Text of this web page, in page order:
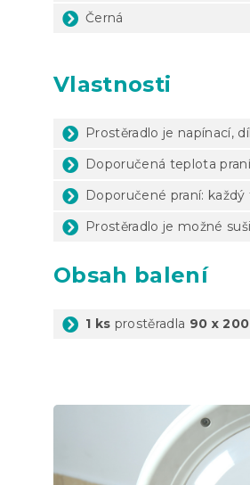
Černá
Vlastnosti
Prostěradlo je napínací,
Doporučená teplota
Doporučené praní:
Prostěradlo je možné
Obsah balení
1 ks prostěradla 90 x